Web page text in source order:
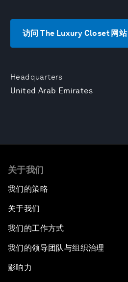
Headquarters
United Arab Emirates
访问 The Luxury Closet 网站
关于我们
我们的策略
关于我们
我们的工作方式
我们的领导团队与组织治理
影响力